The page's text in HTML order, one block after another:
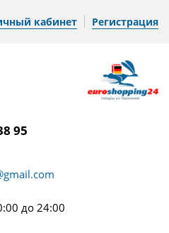
кабинет Регистрация
95
до 24:00